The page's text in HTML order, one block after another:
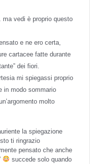
vedi è proprio questo
e ne ero certa,
cartacee fatte durante
dei fiori.
mi spiegassi proprio
in modo sommario
molto
la spiegazione
ti ringrazio
pensato che anche
succede solo quando